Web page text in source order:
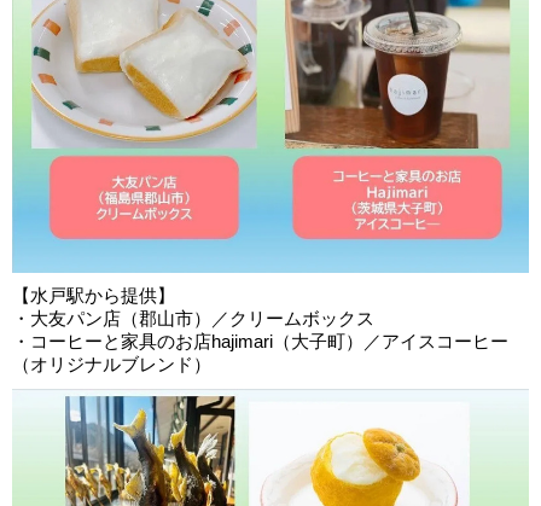
【水戸駅から提供】
・大友パン店（郡山市）／クリームボックス
・コーヒーと家具のお店hajimari（大子町）／アイスコーヒー
（オリジナルブレンド）